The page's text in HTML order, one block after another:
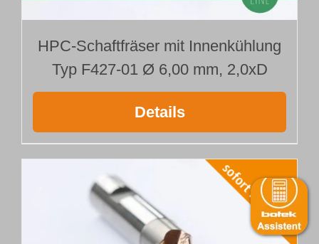
HPC-Schaftfräser mit Innenkühlung
Typ F427-01 Ø 6,00 mm, 2,0xD
Details